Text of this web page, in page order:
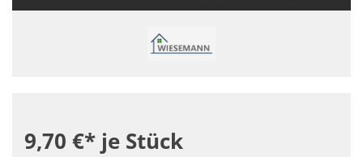
9,70 €* je Stück